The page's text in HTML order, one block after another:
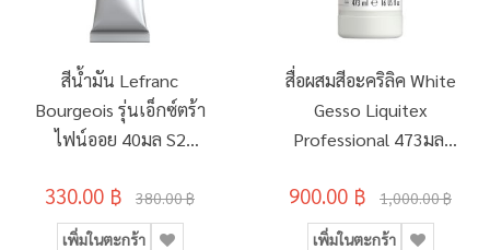
สีน้ำมัน Lefranc
Bourgeois รุ่นเอ็กซ์ตร้า
ไฟน์ออย 40มล S2
330.00 ฿ 380.00 ฿
เพิ่มในตะกร้า
สื่อผสมสีอะคริลิค White
Gesso Liquitex
Professional 473มล.
900.00 ฿ 1,000.00 ฿
เพิ่มในตะกร้า